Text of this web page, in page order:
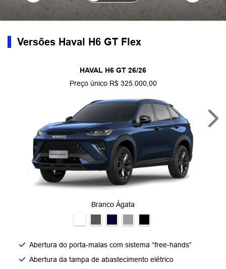
Versões Haval H6 GT Flex
HAVAL H6 GT 26/26
Preço único R$ 325.000,00
Branco Ágata
Abertura do porta-malas com sistema “free-hands”
Abertura da tampa de abastecimento elétrico